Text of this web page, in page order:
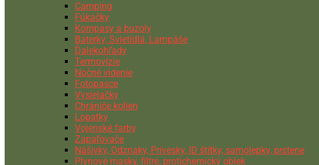
Camping
Fúkačky
Kompasy a buzoly
Baterky, Svietidlá, Lampáše
Ďalekohľady
Termovízie
Nočné videnie
Fotopasce
Vysielačky
Chrániče kolien
Lopatky
Vojenské farby
Zapaľovače
Nášivky, Odznaky, Prívesky, ID štítky, samolepky, prstene
Plynové masky, filtre, protichemický oblek